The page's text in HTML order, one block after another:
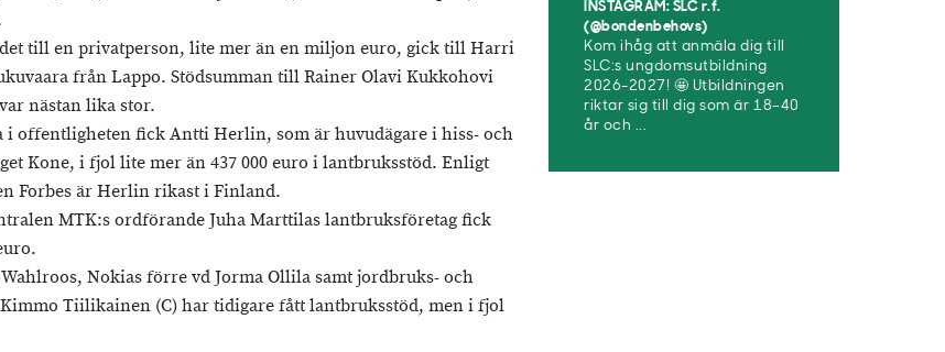
till en privatperson, lite mer än en miljon euro, gick till Harri
från Lappo. Stödsumman till Rainer Olavi Kukkohovi
nästan lika stor.
i offentligheten fick Antti Herlin, som är huvudägare i hiss- och
Kone, i fjol lite mer än 437 000 euro i lantbruksstöd. Enligt
Forbes är Herlin rikast i Finland.
MTK:s ordförande Juha Marttilas lantbruksföretag fick
Nokias förre vd Jorma Ollila samt jordbruks- och
Tiilikainen (C) har tidigare fått lantbruksstöd, men i fjol
INSTAGRAM: SLC r.f.
(@bondenbehovs)
Kom ihåg att anmäla dig till
SLC:s ungdomsutbildning
2026-2027! 🤩 Utbildningen
riktar sig till dig som är 18–40
år och ...